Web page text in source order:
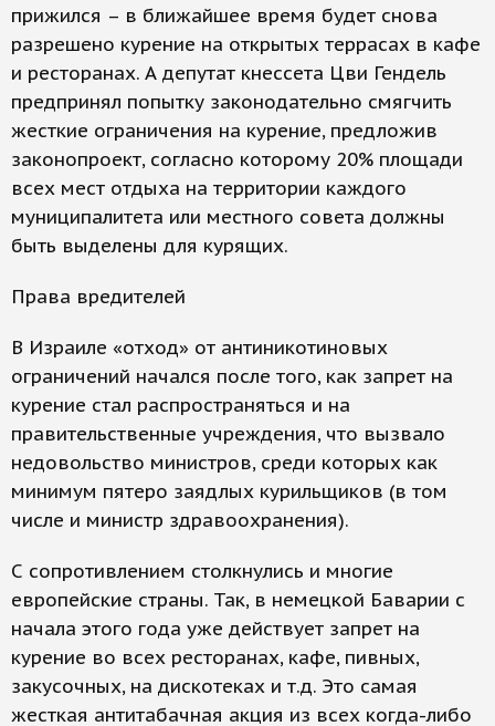
прижился – в ближайшее время будет снова
разрешено курение на открытых террасах в кафе
и ресторанах. А депутат кнессета Цви Гендель
предпринял попытку законодательно смягчить
жесткие ограничения на курение, предложив
законопроект, согласно которому 20% площади
всех мест отдыха на территории каждого
муниципалитета или местного совета должны
быть выделены для курящих.
Права вредителей
В Израиле «отход» от антиникотиновых
ограничений начался после того, как запрет на
курение стал распространяться и на
правительственные учреждения, что вызвало
недовольство министров, среди которых как
минимум пятеро заядлых курильщиков (в том
числе и министр здравоохранения).
С сопротивлением столкнулись и многие
европейские страны. Так, в немецкой Баварии с
начала этого года уже действует запрет на
курение во всех ресторанах, кафе, пивных,
закусочных, на дискотеках и т.д. Это самая
жесткая антитабачная акция из всех когда-либо